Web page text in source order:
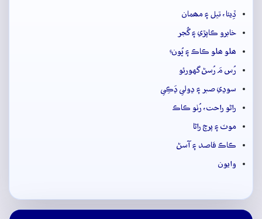
ڏِيئا، تيل ۽ مھمان
خابرو ڪاپڙي ۽ گُجر
ھلو ھلو ڪاڪ ۽ ڀُونءِ
رُس مَ رُسڻ گهورئو
سوڍي صبر ۽ ڍولي ڍَڪِي
راڻو راحت، رُٺو ڪاڪ
موٽ ۽ پرچ راڻا
ڪاڪ قاصد ۽ آسڻ
وايون